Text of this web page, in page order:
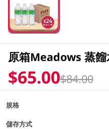
原箱Meadows 蒸餾
$65.00$84.00
規格
儲存方式